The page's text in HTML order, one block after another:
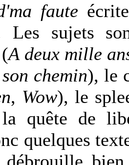
faute
Les sujets
A deux mille
chemin), le
, Wow), le
quête de
quelques